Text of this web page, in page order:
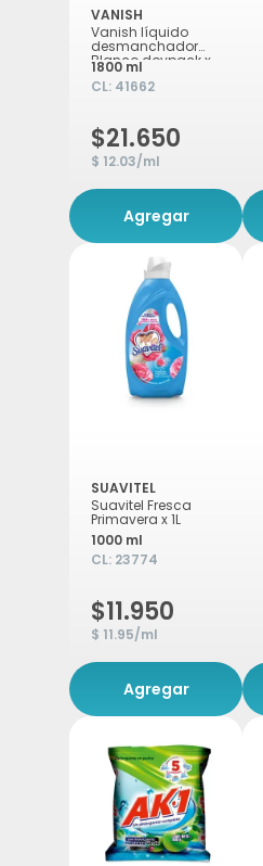
VANISH
Vanish líquido
desmanchador
Blanco doypack x
1.800ml
1800 ml
CL: 41662
$21.650
$ 12.03/ml
Agregar
SUAVITEL
Suavitel Fresca
Primavera x 1L
1000 ml
CL: 23774
$11.950
$ 11.95/ml
Agregar